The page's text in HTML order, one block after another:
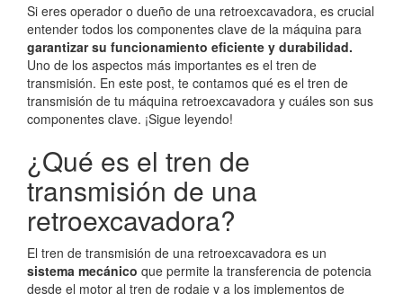
Si eres operador o dueño de una retroexcavadora, es crucial
entender todos los componentes clave de la máquina para
garantizar su funcionamiento eficiente y durabilidad.
Uno de los aspectos más importantes es el tren de
transmisión. En este post, te contamos qué es el tren de
transmisión de tu máquina retroexcavadora y cuáles son sus
componentes clave. ¡Sigue leyendo!
¿Qué es el tren de
transmisión de una
retroexcavadora?
El tren de transmisión de una retroexcavadora es un
sistema mecánico que permite la transferencia de potencia
desde el motor al tren de rodaje y a los implementos de